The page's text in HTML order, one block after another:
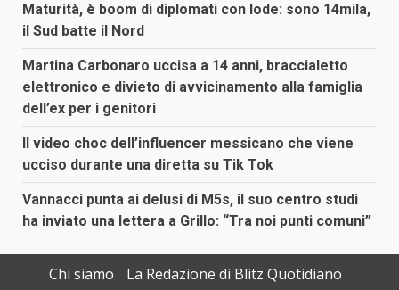
Maturità, è boom di diplomati con lode: sono 14mila,
il Sud batte il Nord
Martina Carbonaro uccisa a 14 anni, braccialetto
elettronico e divieto di avvicinamento alla famiglia
dell’ex per i genitori
Il video choc dell’influencer messicano che viene
ucciso durante una diretta su Tik Tok
Vannacci punta ai delusi di M5s, il suo centro studi
ha inviato una lettera a Grillo: “Tra noi punti comuni”
Chi siamo
La Redazione di Blitz Quotidiano